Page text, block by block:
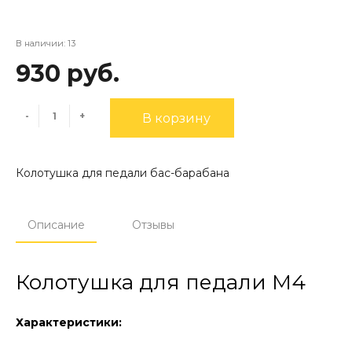
В наличии: 13
930 руб.
- + В корзину
Колотушка для педали бас-барабана
Описание Отзывы
Колотушка для педали M4
Характеристики: